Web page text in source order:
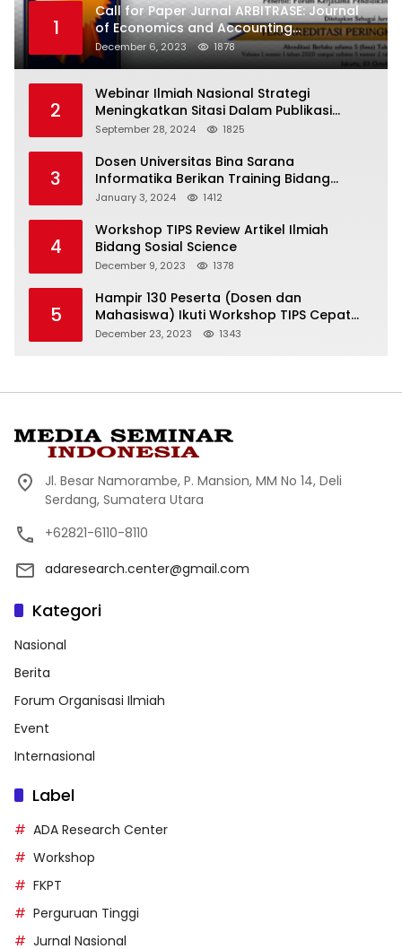
1
Call for Paper Jurnal ARBITRASE: Journal
of Economics and Accounting
Terakreditasi Sinta 5
December 6, 2023 1878
2
Webinar Ilmiah Nasional Strategi
Meningkatkan Sitasi Dalam Publikasi
Ilmiah
September 28, 2024 1825
3
Dosen Universitas Bina Sarana
Informatika Berikan Training Bidang
Keuangan Kepada Staf Kementerian
Demokratik Timor Leste
January 3, 2024 1412
4
Workshop TIPS Review Artikel Ilmiah
Bidang Sosial Science
December 9, 2023 1378
5
Hampir 130 Peserta (Dosen dan
Mahasiswa) Ikuti Workshop TIPS Cepat
Menulis, 2 Hari Jadi Manuskrip (Artikel
December 23, 2023 1343
Jl. Besar Namorambe, P. Mansion, MM No 14, Deli
Serdang, Sumatera Utara
+62821-6110-8110
adaresearch.center@gmail.com
Kategori
Nasional
Berita
Forum Organisasi Ilmiah
Event
Internasional
Label
ADA Research Center
Workshop
FKPT
Perguruan Tinggi
Jurnal Nasional